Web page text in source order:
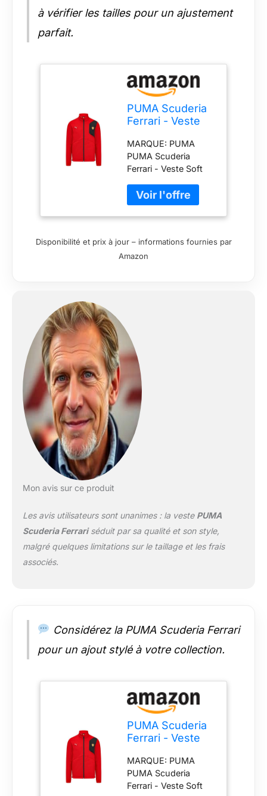
à vérifier les tailles pour un ajustement
parfait.
PUMA Scuderia
Ferrari - Veste
Rouge - Taille:
XXL
MARQUE: PUMA
PUMA Scuderia
Ferrari - Veste Soft
XXL TYPE DE
PRODUIT:MANTEAU
La couleur rouge
Disponibilité et prix à jour – informations fournies par
Amazon
Mon avis sur ce produit
Les avis utilisateurs sont unanimes : la veste PUMA
Scuderia Ferrariséduit par sa qualité et son style,
malgré quelques limitations sur le taillage et les frais
associés.
Considérez la PUMA Scuderia Ferrari
pour un ajout stylé à votre collection.
PUMA Scuderia
Ferrari - Veste
Rouge - Taille:
XXL
MARQUE: PUMA
PUMA Scuderia
Ferrari - Veste Soft